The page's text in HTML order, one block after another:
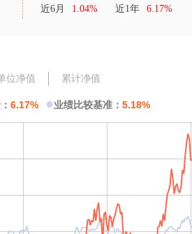
近6月
1.04% 近1年 6.17%
位净值 累计净值
6.17% ●业绩比较基准： 5.18%